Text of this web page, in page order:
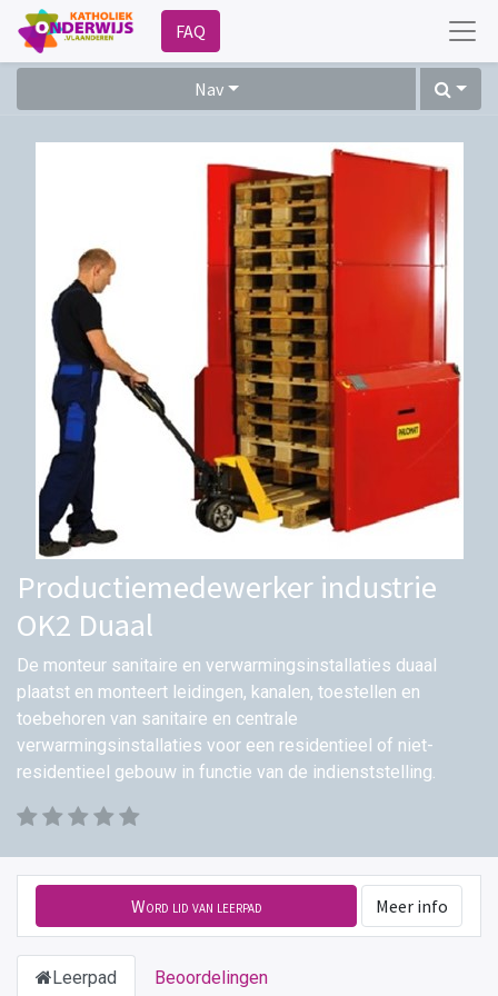
FAQ
Nav
Productiemedewerker industrie
OK2 Duaal
De monteur sanitaire en verwarmingsinstallaties duaal
plaatst en monteert leidingen, kanalen, toestellen en
toebehoren van sanitaire en centrale
verwarmingsinstallaties voor een residentieel of niet-
residentieel gebouw in functie van de indienststelling.
Word lid van leerpad Meer info
Leerpad Beoordelingen